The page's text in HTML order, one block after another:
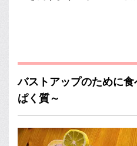
バストアップのために
ぱく質～